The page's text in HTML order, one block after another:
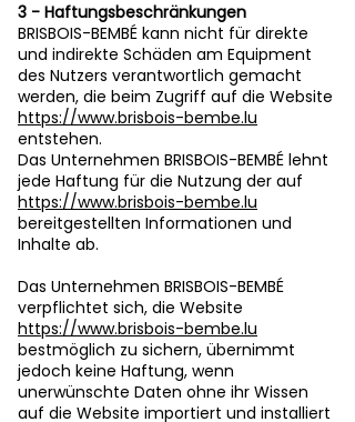
3 - Haftungsbeschränkungen
BRISBOIS-BEMBÉ kann nicht für direkte
und indirekte Schäden am Equipment
des Nutzers verantwortlich gemacht
werden, die beim Zugriff auf die Website
https://www.brisbois-bembe.lu
entstehen.
Das Unternehmen BRISBOIS-BEMBÉ lehnt
jede Haftung für die Nutzung der auf
https://www.brisbois-bembe.lu
bereitgestellten Informationen und
Inhalte ab.
Das Unternehmen BRISBOIS-BEMBÉ
verpflichtet sich, die Website
https://www.brisbois-bembe.lu
bestmöglich zu sichern, übernimmt
jedoch keine Haftung, wenn
unerwünschte Daten ohne ihr Wissen
auf die Website importiert und installiert